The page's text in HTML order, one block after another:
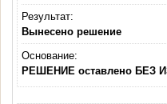
Результат:
Вынесено решение
Основание:
РЕШЕНИЕ оставлено БЕЗ